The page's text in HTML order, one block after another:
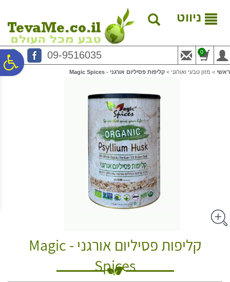
נגישות
המרכזי
ניווט
09-9516035 0
ראשי > מזון טבעי ואורגני > קליפות פסיליום אורגני - Magic Spices
קליפות פסיליום אורגני - Magic
Spices